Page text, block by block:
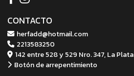
CONTACTO
herfadd@hotmail.com
2213583250
142 entre 528 y 529 Nro. 347, La Plata
Botón de arrepentimiento